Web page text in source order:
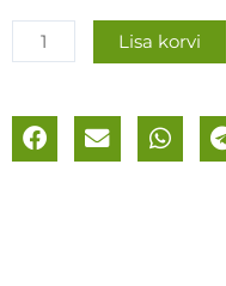
Powerpuffs
´
Lisa korvi